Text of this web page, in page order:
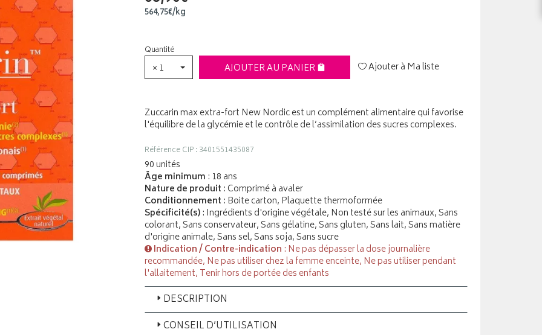
564,75€/kg
Quantité
× 1 AJOUTER AU PANIER Ajouter à Ma liste
Zuccarin max extra-fort New Nordic est un complément alimentaire qui favorise
l'équilibre de la glycémie et le contrôle de l’assimilation des sucres complexes.
Référence CIP : 3401551435087
90 unités
Âge minimum : 18 ans
Nature de produit : Comprimé à avaler
Conditionnement : Boite carton, Plaquette thermoformée
Spécificité(s): Ingrédients d'origine végétale, Non testé sur les animaux, Sans
colorant, Sans conservateur, Sans gélatine, Sans gluten, Sans lait, Sans matière
d'origine animale, Sans sel, Sans soja, Sans sucre
Indication / Contre-indication : Ne pas dépasser la dose journalière
recommandée, Ne pas utiliser chez la femme enceinte, Ne pas utiliser pendant
l'allaitement, Tenir hors de portée des enfants
DESCRIPTION
CONSEIL D’UTILISATION